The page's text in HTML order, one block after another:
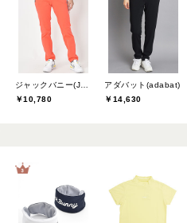
￥10,780
アダバット(adabat)
￥14,630